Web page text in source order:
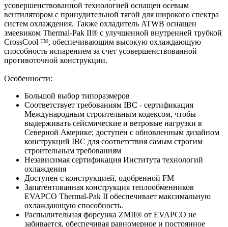
усовершенствованной технологией оснащен осевым
вентилятором с принудительной тягой для широкого спектра
систем охлаждения. Также охладитель ATWB оснащен
змеевиком Thermal-Pak II® с улучшенной внутренней трубкой
CrossCool ™, обеспечивающим высокую охлаждающую
способность испарением за счет усовершенствованной
противоточной конструкции.
Особенности:
Большой выбор типоразмеров
Соответствует требованиям IBC - сертификация
Международным строительным кодексом, чтобы
выдерживать сейсмические и ветровые нагрузки в
Северной Америке; доступен с обновленным дизайном
конструкций IBC для соответствия самым строгим
строительным требованиям
Независимая сертификация Института технологий
охлаждения
Доступен с конструкцией, одобренной FM
Запатентованная конструкция теплообменников
EVAPCO Thermal-Pak II обеспечивает максимальную
охлаждающую способность.
Распылительная форсунка ZMII® от EVAPCO не
забивается, обеспечивая равномерное и постоянное